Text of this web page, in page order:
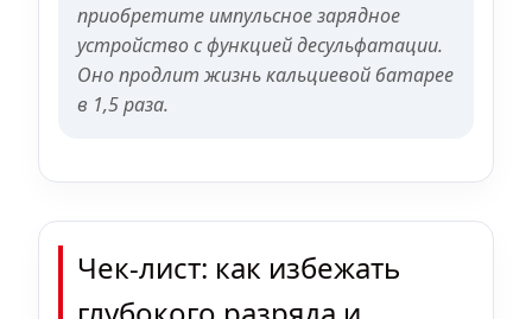
приобретите импульсное зарядное
устройство с функцией десульфатации.
Оно продлит жизнь кальциевой батарее
в 1,5 раза.
Чек-лист: как избежать